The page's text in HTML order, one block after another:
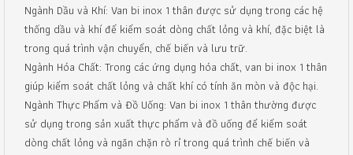
Ngành Dầu và Khí: Van bi inox 1 thân được sử dụng trong các hệ
thống dầu và khí để kiểm soát dòng chất lỏng và khí, đặc biệt là
trong quá trình vận chuyển, chế biến và lưu trữ.
Ngành Hóa Chất: Trong các ứng dụng hóa chất, van bi inox 1 thân
giúp kiểm soát chất lỏng và chất khí có tính ăn mòn và độc hại.
Ngành Thực Phẩm và Đồ Uống: Van bi inox 1 thân thường được
sử dụng trong sản xuất thực phẩm và đồ uống để kiểm soát
dòng chất lỏng và ngăn chặn rò rỉ trong quá trình chế biến và